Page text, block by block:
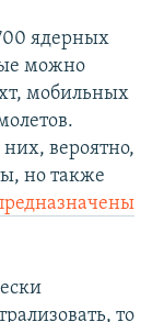
ядерных
можно
мобильных
вероятно,
но также
то